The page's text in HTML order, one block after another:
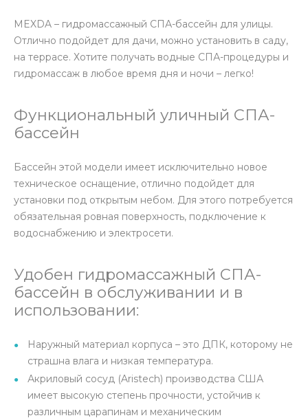
MEXDA – гидромассажный СПА-бассейн для улицы.
Отлично подойдет для дачи, можно установить в саду,
на террасе. Хотите получать водные СПА-процедуры и
гидромассаж в любое время дня и ночи – легко!
Функциональный уличный СПА-
бассейн
Бассейн этой модели имеет исключительно новое
техническое оснащение, отлично подойдет для
установки под открытым небом. Для этого потребуется
обязательная ровная поверхность, подключение к
водоснабжению и электросети.
Удобен гидромассажный СПА-
бассейн в обслуживании и в
использовании:
Наружный материал корпуса – это ДПК, которому не
страшна влага и низкая температура.
Акриловый сосуд (Aristech) производства США
имеет высокую степень прочности, устойчив к
различным царапинам и механическим